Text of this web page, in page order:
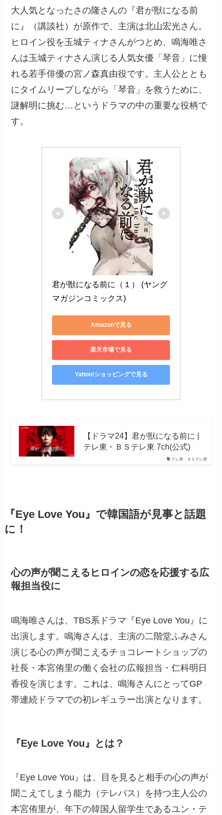
大人気となったさの隆さんの『君が獣になる前
に』（講談社）が原作で、主演は北山宏光さん。
ヒロイン役を玉城ティナさんがつとめ、鳴海唯さ
んは玉城ティナさん演じる人気女優「琴音」に憧
れる若手俳優の宮ノ森真由役です。主人公ととも
にタイムリープしながら「琴音」を救うために、
謎解明に挑む…というドラマの中の重要な役柄で
す。
君が獣になる前に（１） (ヤング
マガジンコミックス)
Amazonで見る
楽天市場で見る
Yahoo!ショッピングで見る
テレ東・ＢＳテレ東
【ドラマ24】君が獣になる前に |
テレ東・ＢＳテレ東 7ch(公式)
『Eye Love You』で韓国語が見事と話題
に！
心の声が聞こえるヒロインの恋を応援する広
報担当役に
鳴海唯さんは、TBS系ドラマ『Eye Love You』に
出演します。鳴海さんは、主演の二階堂ふみさん
演じる心の声が聞こえるチョコレートショップの
社長・本宮侑里の働く会社の広報担当・仁科明日
香役を演じます。これは、鳴海さんにとってGP
帯連続ドラマでの初レギュラー出演となります。
『Eye Love You』とは？
『Eye Love You』は、目を見ると相手の心の声が
聞こえてしまう能力（テレパス）を持つ主人公の
本宮侑里が、年下の韓国人留学生であるユン・テ